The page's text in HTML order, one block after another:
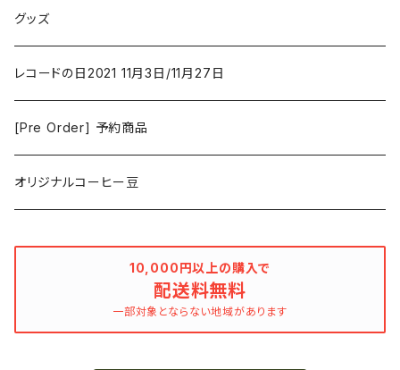
ファンタジー/アドベンチャー
アニメーション
ゲーム
ミュージカル/音楽/ドキュメンタリー/コンピ
Grouper
Bill Callahan
Phoebe Bridgers
コーヒー
洋服
グッズ
レコードの日2021 11月3日/11月27日
[Pre Order] 予約商品
オリジナルコーヒー豆
10,000円以上の購入で
配送料無料
一部対象とならない地域があります